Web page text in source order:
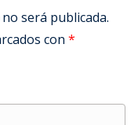
será publicada.
con *